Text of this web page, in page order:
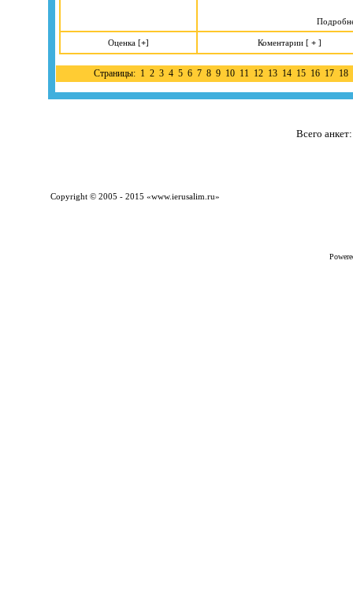
Оценка [+] Коментарии [ +]
Страницы: 1 2 3 4 5 6 7 8 9 10 11 12 13 14 15 16 17 18
Всего
Copyright © 2005 - 2015 «www.ierusalim.ru»